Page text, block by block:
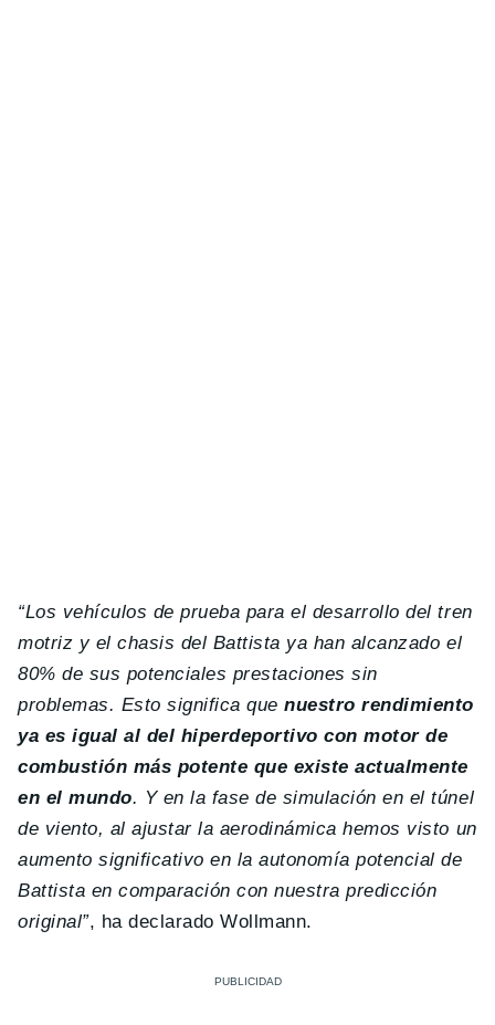
“Los vehículos de prueba para el desarrollo del tren
motriz y el chasis del Battista ya han alcanzado el
80% de sus potenciales prestaciones sin
problemas. Esto significa quenuestro rendimiento
ya es igual al del hiperdeportivo con motor de
combustión más potente que existe actualmente
en el mundo. Y en la fase de simulación en el túnel
de viento, al ajustar la aerodinámica hemos visto un
aumento significativo en la autonomía potencial de
Battista en comparación con nuestra predicción
original”, ha declarado Wollmann.